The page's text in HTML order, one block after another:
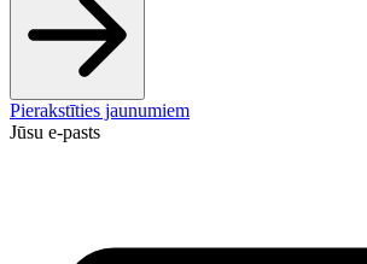
Pierakstīties jaunumiem
Jūsu e-pasts